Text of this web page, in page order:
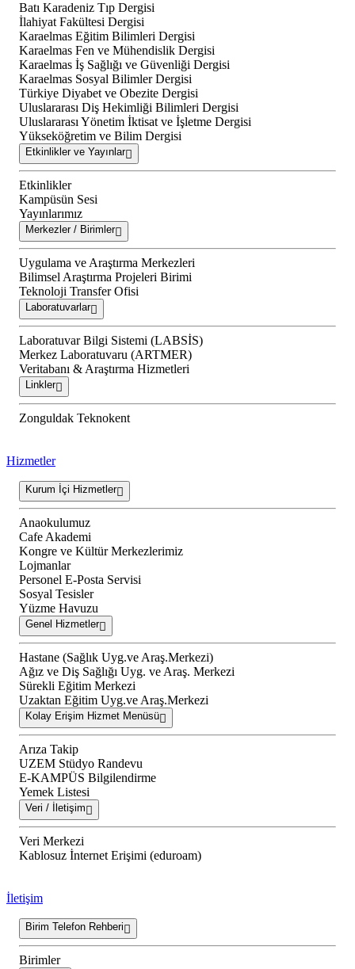
Batı Karadeniz Tıp Dergisi
İlahiyat Fakültesi Dergisi
Karaelmas Eğitim Bilimleri Dergisi
Karaelmas Fen ve Mühendislik Dergisi
Karaelmas İş Sağlığı ve Güvenliği Dergisi
Karaelmas Sosyal Bilimler Dergisi
Türkiye Diyabet ve Obezite Dergisi
Uluslararası Diş Hekimliği Bilimleri Dergisi
Uluslararası Yönetim İktisat ve İşletme Dergisi
Yükseköğretim ve Bilim Dergisi
Etkinlikler ve Yayınlar
Etkinlikler
Kampüsün Sesi
Yayınlarımız
Merkezler / Birimler
Uygulama ve Araştırma Merkezleri
Bilimsel Araştırma Projeleri Birimi
Teknoloji Transfer Ofisi
Laboratuvarlar
Laboratuvar Bilgi Sistemi (LABSİS)
Merkez Laboratuvaru (ARTMER)
Veritabanı & Araştırma Hizmetleri
Linkler
Zonguldak Teknokent
Hizmetler
Kurum İçi Hizmetler
Anaokulumuz
Cafe Akademi
Kongre ve Kültür Merkezlerimiz
Lojmanlar
Personel E-Posta Servisi
Sosyal Tesisler
Yüzme Havuzu
Genel Hizmetler
Hastane (Sağlık Uyg.ve Araş.Merkezi)
Ağız ve Diş Sağlığı Uyg. ve Araş. Merkezi
Sürekli Eğitim Merkezi
Uzaktan Eğitim Uyg.ve Araş.Merkezi
Kolay Erişim Hizmet Menüsü
Arıza Takip
UZEM Stüdyo Randevu
E-KAMPÜS Bilgilendirme
Yemek Listesi
Veri / İletişim
Veri Merkezi
Kablosuz İnternet Erişimi (eduroam)
İletişim
Birim Telefon Rehberi
Birimler